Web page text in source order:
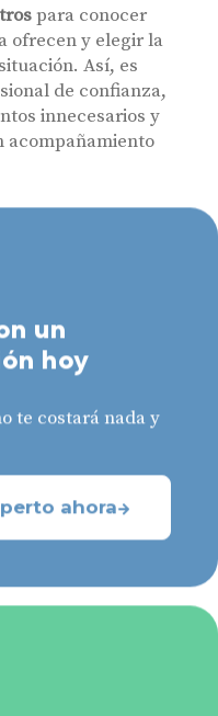
para conocer
ofrecen y elegir la
Así, es
de confianza,
innecesarios y
acompañamiento
un
hoy
te costará nada y
ahora